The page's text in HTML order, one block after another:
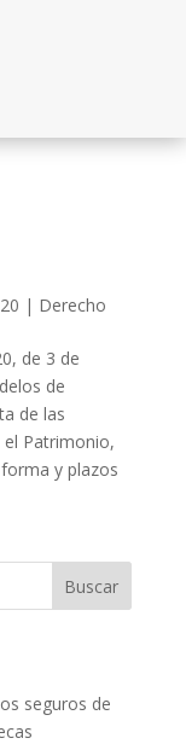
| Derecho
de 3 de
de
de las
el Patrimonio,
y plazos
Buscar
seguros de